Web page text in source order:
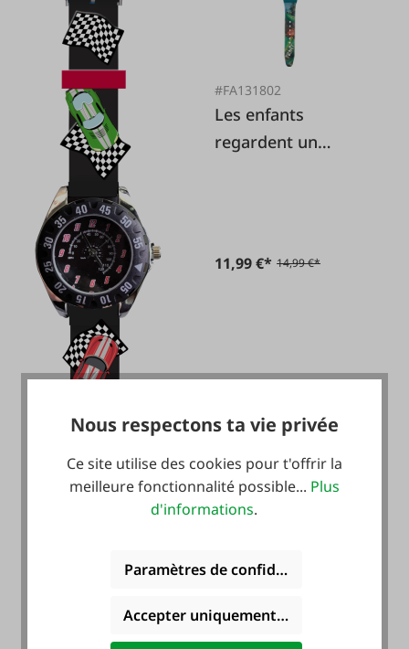
#FA131802
Les enfants
regardent un
11,99 €* 14,99 €*
Nous respectons ta vie privée
Ce site utilise des cookies pour t'offrir la
meilleure fonctionnalité possible... Plus
d'informations.
Paramètres de confidentialité
Accepter uniquement les cookies